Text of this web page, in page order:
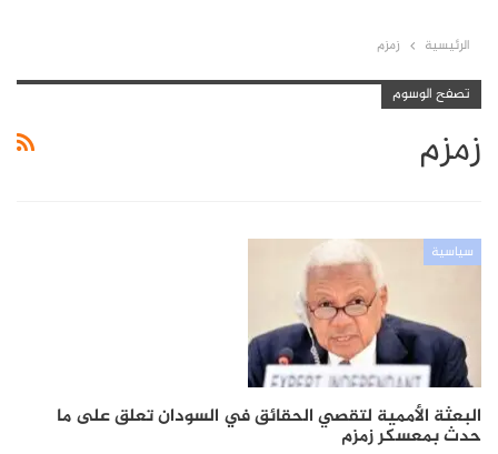
الرئيسية زمزم
تصفح الوسوم
زمزم
سياسية
البعثة الأممية لتقصي الحقائق في السودان تعلق على ما
حدث بمعسكر زمزم